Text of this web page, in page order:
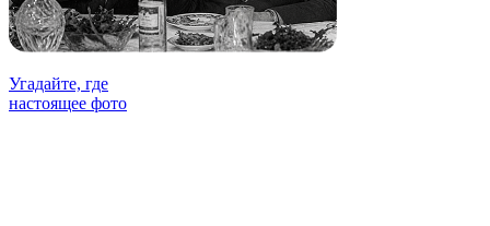
Угадайте, где
настоящее фото